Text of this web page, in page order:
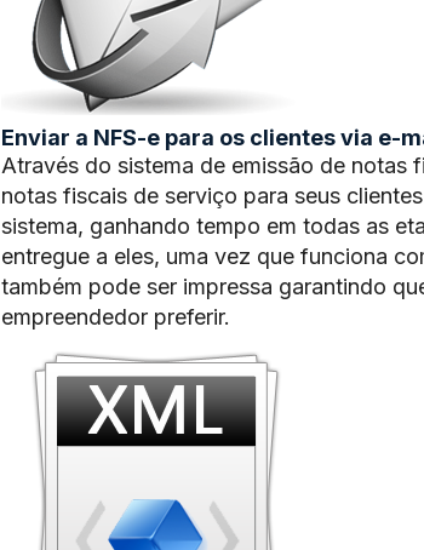
Enviar a NFS-e para os clientes via e-
Através do sistema de emissão de notas
notas fiscais de serviço para seus
sistema, ganhando tempo em todas as
entregue a eles, uma vez que funciona
também pode ser impressa garantindo
empreendedor preferir.